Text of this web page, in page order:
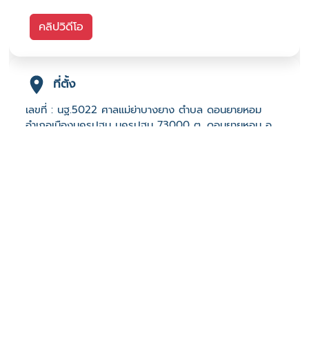
คลิปวิดีโอ
ที่ตั้ง
เลขที่ : นฐ.5022 ศาลแม่ย่าบางยาง ตำบล ดอนยายหอม
อำเภอเมืองนครปฐม นครปฐม 73000 ต. ดอนยายหอม อ.